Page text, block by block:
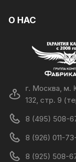
О НАС
г. Москва, м.
132, стр. 9
8 (495) 508-
8 (926) 011-
8 (925) 508-